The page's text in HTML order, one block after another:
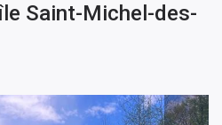
Saint-Michel-des-